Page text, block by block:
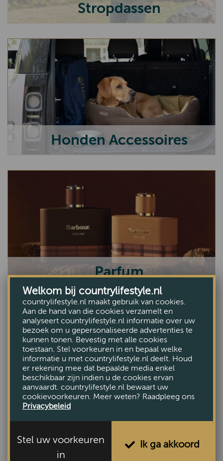
Stropdassen
Honden Accessoires
Parfum
Barbour
Welkom bij countrylifestyle.nl
countrylifestyle.nl maakt gebruik van cookies.
Aan de hand van die cookies verzamelt en
analyseert countrylifestyle.nl informatie over uw
bezoek om u gepersonaliseerde advertenties te
kunnen tonen. Bevestig met alle cookies
toestaan. Stel voorkeuren in en bepaal welke
informatie u met countrylifestyle.nl deelt. Houd
er rekening mee dat bepaalde media enkel
beschikbaar zijn indien u de cookies ervan
aanvaardt. countrylifestyle.nl bewaart uw
cookievoorkeuren. Meer weten? Raadpleeg ons
Privacybeleid
Stel uw voorkeuren
in
Ik ga akkoord